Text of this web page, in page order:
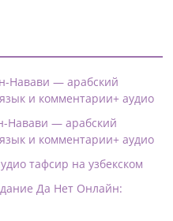
Навави — арабский
и комментарии+ аудио
Навави — арабский
и комментарии+ аудио
тафсир на узбекском
Да Нет Онлайн: